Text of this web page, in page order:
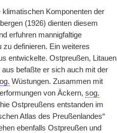
Komponenten der
(1926) dienten diesem
erfuhren mannigfaltige
definieren. Ein weiteres
entwickelte. Ostpreußen, Litauen
befaßte er sich auch mit der
Wüstungen. Zusammen mit
von Äckern, sog.
Ostpreußens entstanden im
Atlas des Preußenlandes“
ebenfalls Ostpreußen und